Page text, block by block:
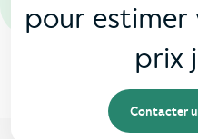
pour estimer
prix
Contacter